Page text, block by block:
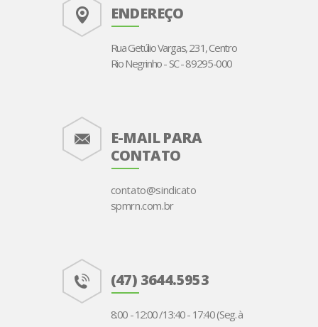
ENDEREÇO
Rua Getúlio Vargas, 231, Centro
Rio Negrinho - SC - 89295-000
E-MAIL PARA
CONTATO
contato@sindicato
spmrn.com.br
(47) 3644.5953
8:00 - 12:00 /13:40 - 17:40 (Seg. à